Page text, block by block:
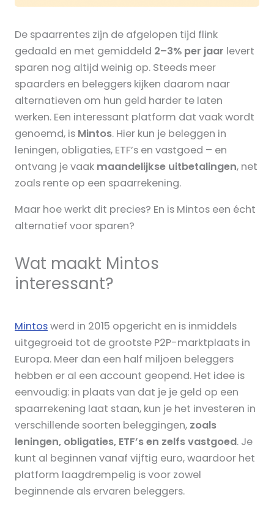
De spaarrentes zijn de afgelopen tijd flink
gedaald en met gemiddeld 2–3% per jaar levert
sparen nog altijd weinig op. Steeds meer
spaarders en beleggers kijken daarom naar
alternatieven om hun geld harder te laten
werken. Een interessant platform dat vaak wordt
genoemd, is Mintos. Hier kun je beleggen in
leningen, obligaties, ETF’s en vastgoed – en
ontvang je vaak maandelijkse uitbetalingen, net
zoals rente op een spaarrekening.
Maar hoe werkt dit precies? En is Mintos een écht
alternatief voor sparen?
Wat maakt Mintos
interessant?
Mintoswerd in 2015 opgericht en is inmiddels
uitgegroeid tot de grootste P2P-marktplaats in
Europa. Meer dan een half miljoen beleggers
hebben er al een account geopend. Het idee is
eenvoudig: in plaats van dat je je geld op een
spaarrekening laat staan, kun je het investeren in
verschillende soorten beleggingen, zoals
leningen, obligaties, ETF’s en zelfs vastgoed. Je
kunt al beginnen vanaf vijftig euro, waardoor het
platform laagdrempelig is voor zowel
beginnende als ervaren beleggers.